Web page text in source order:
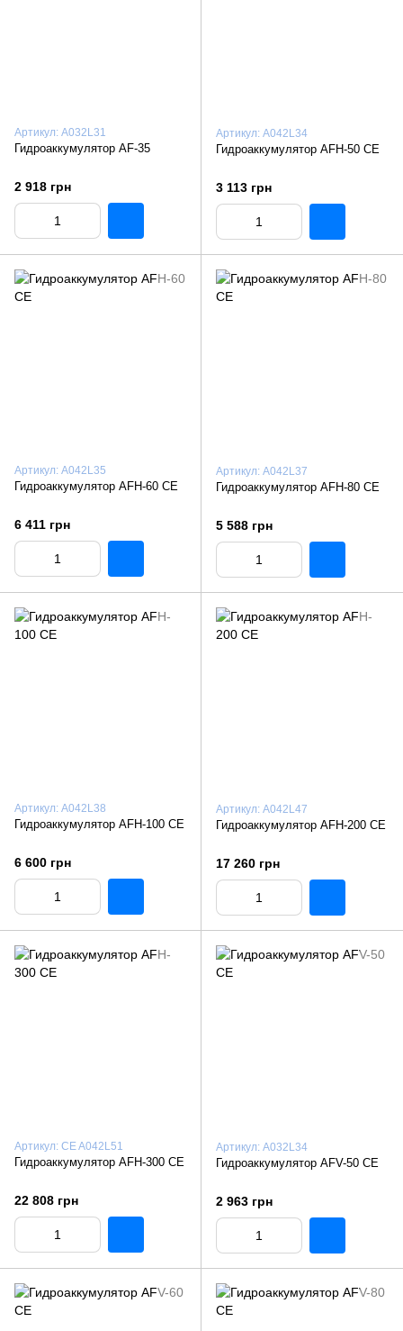
Артикул: A032L31
Гидроаккумулятор AF-35
2 918 грн
Артикул: A042L34
Гидроаккумулятор AFH-50 CE
3 113 грн
Артикул: A042L35
Гидроаккумулятор AFH-60 CE
6 411 грн
Артикул: A042L37
Гидроаккумулятор AFH-80 CE
5 588 грн
Артикул: A042L38
Гидроаккумулятор AFH-100 CE
6 600 грн
Артикул: A042L47
Гидроаккумулятор AFH-200 CE
17 260 грн
Артикул: CE A042L51
Гидроаккумулятор AFH-300 CE
22 808 грн
Артикул: A032L34
Гидроаккумулятор AFV-50 CE
2 963 грн